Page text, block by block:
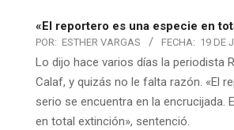
«El reportero es una especie en
POR: ESTHER VARGAS FECHA: 19 DE
Lo dijo hace varios días la periodista
Calaf, y quizás no le falta razón. «El
serio se encuentra en la encrucijada.
en total extinción», sentenció.